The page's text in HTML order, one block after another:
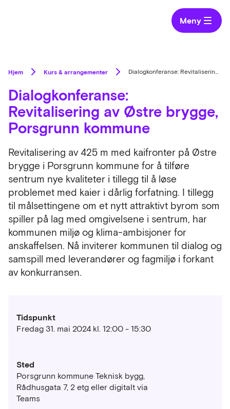
Meny
Hjem Kurs & arrangementer Dialogkonferanse: Revitalisering av Østre brygge, Porsgrunn kommune
Dialogkonferanse:
Revitalisering av Østre brygge,
Porsgrunn kommune
Revitalisering av 425 m med kaifronter på Østre
brygge i Porsgrunn kommune for å tilføre
sentrum nye kvaliteter i tillegg til å løse
problemet med kaier i dårlig forfatning. I tillegg
til målsettingene om et nytt attraktivt byrom som
spiller på lag med omgivelsene i sentrum, har
kommunen miljø og klima-ambisjoner for
anskaffelsen. Nå inviterer kommunen til dialog og
samspill med leverandører og fagmiljø i forkant
av konkurransen.
Tidspunkt
Fredag 31. mai 2024 kl. 12:00 - 15:30
Sted
Porsgrunn kommune Teknisk bygg,
Rådhusgata 7, 2 etg eller digitalt via
Teams